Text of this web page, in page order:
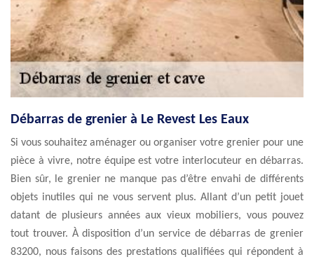
Débarras de grenier à Le Revest Les Eaux
Si vous souhaitez aménager ou organiser votre grenier pour une
pièce à vivre, notre équipe est votre interlocuteur en débarras.
Bien sûr, le grenier ne manque pas d’être envahi de différents
objets inutiles qui ne vous servent plus. Allant d’un petit jouet
datant de plusieurs années aux vieux mobiliers, vous pouvez
tout trouver. À disposition d’un service de débarras de grenier
83200, nous faisons des prestations qualifiées qui répondent à